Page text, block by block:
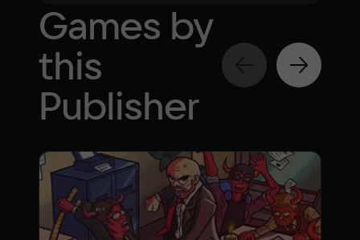
Games by
this
Publisher